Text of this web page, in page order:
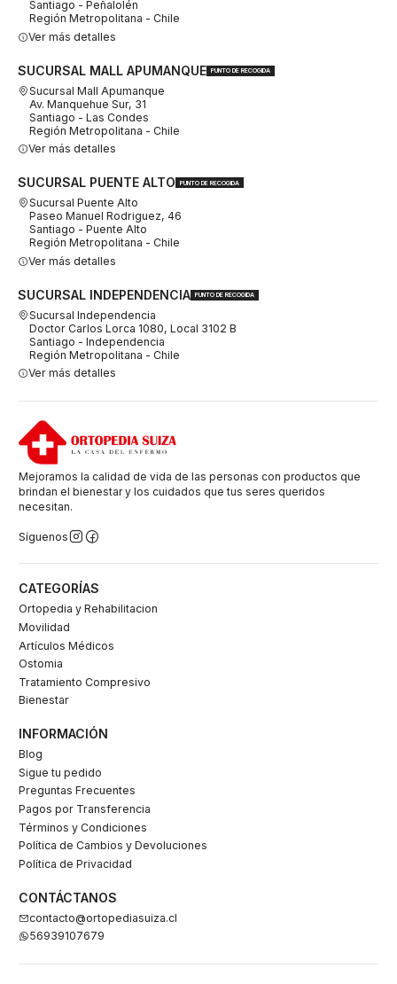
Santiago - Peñalolén
Región Metropolitana - Chile
Ver más detalles
SUCURSAL MALL APUMANQUE PUNTO DE RECOGIDA
Sucursal Mall Apumanque
Av. Manquehue Sur, 31
Santiago - Las Condes
Región Metropolitana - Chile
Ver más detalles
SUCURSAL PUENTE ALTO PUNTO DE RECOGIDA
Sucursal Puente Alto
Paseo Manuel Rodriguez, 46
Santiago - Puente Alto
Región Metropolitana - Chile
Ver más detalles
SUCURSAL INDEPENDENCIA PUNTO DE RECOGIDA
Sucursal Independencia
Doctor Carlos Lorca 1080, Local 3102 B
Santiago - Independencia
Región Metropolitana - Chile
Ver más detalles
Mejoramos la calidad de vida de las personas con productos que
brindan el bienestar y los cuidados que tus seres queridos
necesitan.
Síguenos
CATEGORÍAS
Ortopedia y Rehabilitacion
Movilidad
Artículos Médicos
Ostomia
Tratamiento Compresivo
Bienestar
INFORMACIÓN
Blog
Sigue tu pedido
Preguntas Frecuentes
Pagos por Transferencia
Términos y Condiciones
Política de Cambios y Devoluciones
Política de Privacidad
CONTÁCTANOS
contacto@ortopediasuiza.cl
56939107679